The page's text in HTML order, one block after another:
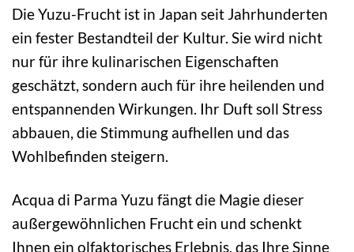
Die Yuzu-Frucht ist in Japan seit Jahrhunderten
ein fester Bestandteil der Kultur. Sie wird nicht
nur für ihre kulinarischen Eigenschaften
geschätzt, sondern auch für ihre heilenden und
entspannenden Wirkungen. Ihr Duft soll Stress
abbauen, die Stimmung aufhellen und das
Wohlbefinden steigern.
Acqua di Parma Yuzu fängt die Magie dieser
außergewöhnlichen Frucht ein und schenkt
Ihnen ein olfaktorisches Erlebnis, das Ihre Sinne